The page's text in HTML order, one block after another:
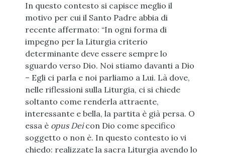
In questo contesto si capisce meglio il
motivo per cui il Santo Padre abbia di
recente affermato: “In ogni forma di
impegno per la Liturgia criterio
determinante deve essere sempre lo
sguardo verso Dio. Noi stiamo davanti a Dio
– Egli ci parla e noi parliamo a Lui. Là dove,
nelle riflessioni sulla Liturgia, ci si chiede
soltanto come renderla attraente,
interessante e bella, la partita è già persa. O
essa è opus Deicon Dio come specifico
soggetto o non è. In questo contesto io vi
chiedo: realizzate la sacra Liturgia avendo lo